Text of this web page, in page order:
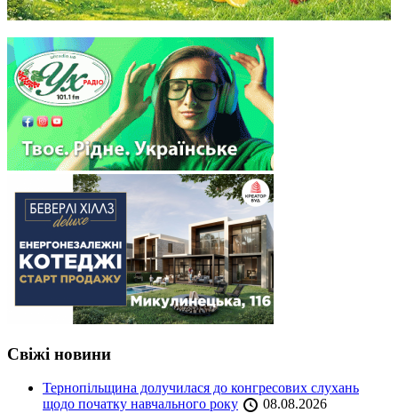
Свіжі новини
Тернопільщина долучилася до конгресових слухань
щодо початку навчального року
08.08.2026